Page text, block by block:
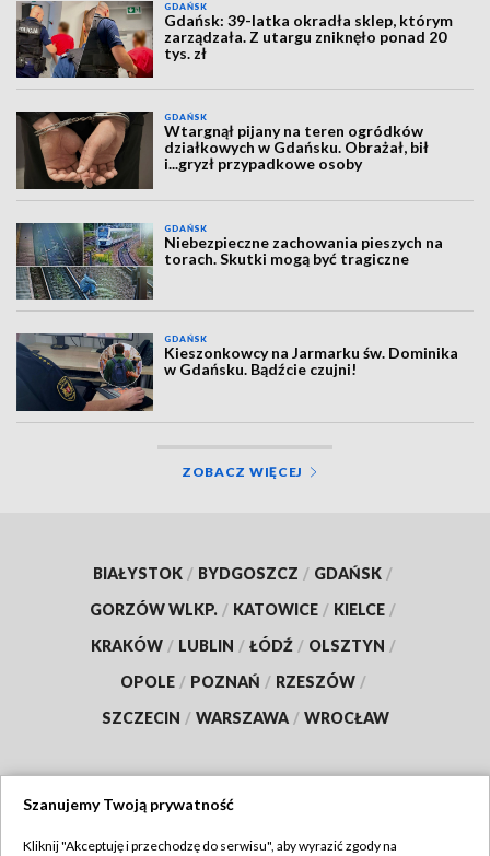
GDAŃSK
Gdańsk: 39-latka okradła sklep, którym
zarządzała. Z utargu zniknęło ponad 20
tys. zł
GDAŃSK
Wtargnął pijany na teren ogródków
działkowych w Gdańsku. Obrażał, bił
i...gryzł przypadkowe osoby
GDAŃSK
Niebezpieczne zachowania pieszych na
torach. Skutki mogą być tragiczne
GDAŃSK
Kieszonkowcy na Jarmarku św. Dominika
w Gdańsku. Bądźcie czujni!
ZOBACZ WIĘCEJ
BIAŁYSTOK / BYDGOSZCZ / GDAŃSK /
GORZÓW WLKP. / KATOWICE / KIELCE /
KRAKÓW / LUBLIN / ŁÓDŹ / OLSZTYN /
OPOLE / POZNAŃ / RZESZÓW /
SZCZECIN / WARSZAWA / WROCŁAW
Szanujemy Twoją prywatność
Kliknij "Akceptuję i przechodzę do serwisu", aby wyrazić zgody na